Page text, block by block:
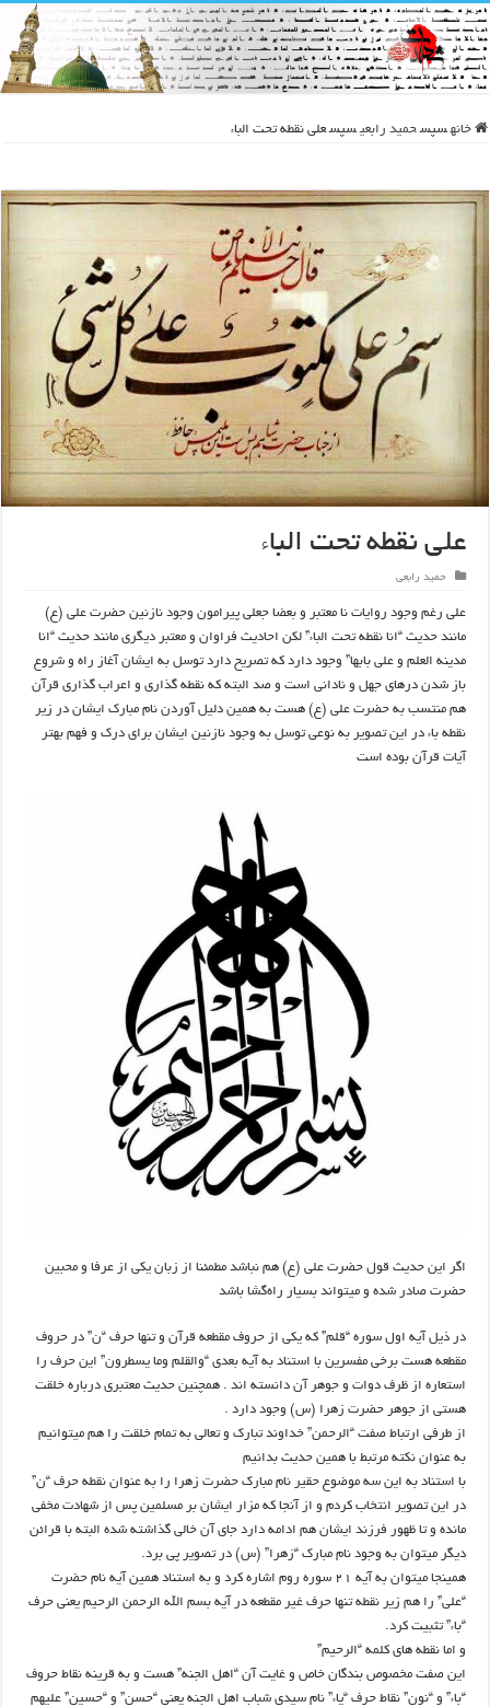
خانه سپس حمید رابعی سپس علی نقطه تحت الباء
علی نقطه تحت الباء
حمید رابعی
علی رغم وجود روایات نا معتبر و بعضا جعلی پیرامون وجود نازنین حضرت علی (ع)
مانند حدیث “انا نقطه تحت الباء” لکن احادیث فراوان و معتبر دیگری مانند حدیث “انا
مدینه العلم و علی بابها” وجود دارد که تصریح دارد توسل به ایشان آغاز راه و شروع
باز شدن درهای جهل و نادانی است و صد البته که نقطه گذاری و اعراب گذاری قرآن
هم منتسب به حضرت علی (ع) هست به همین دلیل آوردن نام مبارک ایشان در زیر
نقطه باء در این تصویر به نوعی توسل به وجود نازنین ایشان برای درک و فهم بهتر
آیات قرآن بوده است
اگر این حدیث قول حضرت علی (ع) هم نباشد مطمئنا از زبان یکی از عرفا و محبین
حضرت صادر شده و میتواند بسیار راه‌گشا باشد
در ذیل آیه اول سوره “قلم” که یکی از حروف مقطعه قرآن و تنها حرف “ن” در حروف
مقطعه هست برخی مفسرین با استناد به آیه بعدی “والقلم وما یسطرون” این حرف را
استعاره از ظرف دوات و جوهر آن دانسته اند . همچنین حدیث معتبری درباره خلقت
هستی از جوهر حضرت زهرا (س) وجود دارد .
از طرفی ارتباط صفت “الرحمن” خداوند تبارک و تعالی به تمام خلقت را هم میتوانیم
به عنوان نکته مرتبط با همین حدیث بدانیم
با استناد به این سه موضوع حقیر نام مبارک حضرت زهرا را به عنوان نقطه حرف “ن”
در این تصویر انتخاب کردم و از آنجا که مزار ایشان بر مسلمین پس از شهادت مخفی
مانده و تا ظهور فرزند ایشان هم ادامه دارد جای آن خالی گذاشته شده البته با قرائن
دیگر میتوان به وجود نام مبارک “زهرا” (س) در تصویر پی برد.
همینجا میتوان به آیه ۲۱ سوره روم اشاره کرد و به استناد همین آیه نام حضرت
“علی” را هم زیر نقطه تنها حرف غیر مقطعه در آیه بسم الله الرحمن الرحیم یعنی حرف
“باء” تثبیت کرد.
و اما نقطه های کلمه “الرحیم”
این صفت مخصوص بندگان خاص و غایت آن “اهل الجنه” هست و به قرینه نقاط حروف
“باء” و “نون” نقاط حرف “یاء” نام سیدی شباب اهل الجنه یعنی “حسن” و “حسین” علیهم